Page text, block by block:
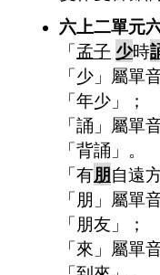
六上二單元
「孟子 少時
「少」屬單
「年少」；
「誦」屬單
「背誦」。
「有朋自遠
「朋」屬單
「朋友」；
「來」屬單